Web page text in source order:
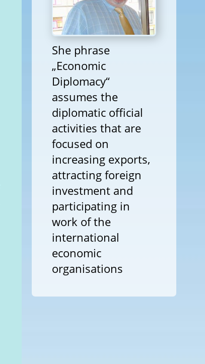
She phrase
„Economic
Diplomacy“
assumes the
diplomatic official
activities that are
focused on
increasing exports,
attracting foreign
investment and
participating in
work of the
international
economic
organisations